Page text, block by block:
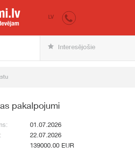
iepirkumi.lv
LV
Interesējošie
pakalpojumi
01.07.2026
22.07.2026
139000.00 EUR